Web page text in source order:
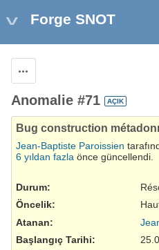
Forge SNOT
Anomalie #71 AÇIK
Bug construction
Jean-Baptiste Paroissien
6 yıldan fazla önce güncellendi.
Durum:
Öncelik:
Atanan:
Başlangıç Tarihi: